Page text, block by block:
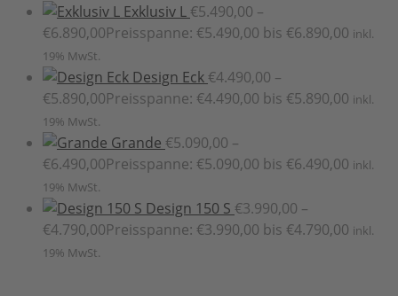
Exklusiv L €5.490,00 –
€6.890,00Preisspanne: €5.490,00 bis €6.890,00 inkl.
19% MwSt.
Design Eck €4.490,00 –
€5.890,00Preisspanne: €4.490,00 bis €5.890,00 inkl.
19% MwSt.
Grande €5.090,00 –
€6.490,00Preisspanne: €5.090,00 bis €6.490,00 inkl.
19% MwSt.
Design 150 S €3.990,00 –
€4.790,00Preisspanne: €3.990,00 bis €4.790,00 inkl.
19% MwSt.